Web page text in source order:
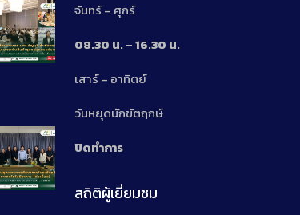
Long
Description
Long
จันทร์ – ศุกร์
08.30 น. – 16.30 น.
เสาร์ – อาทิตย์
วันหยุดนักขัตฤกษ์
ปิดทำการ
สถิติผู้เยี่ยมชม